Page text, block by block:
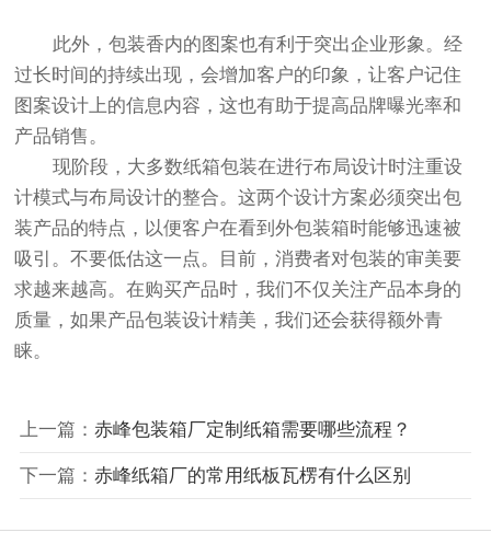
此外，包装香内的图案也有利于突出企业形象。经
过长时间的持续出现，会增加客户的印象，让客户记住
图案设计上的信息内容，这也有助于提高品牌曝光率和
产品销售。
现阶段，大多数纸箱包装在进行布局设计时注重设
计模式与布局设计的整合。这两个设计方案必须突出包
装产品的特点，以便客户在看到外包装箱时能够迅速被
吸引。不要低估这一点。目前，消费者对包装的审美要
求越来越高。在购买产品时，我们不仅关注产品本身的
质量，如果产品包装设计精美，我们还会获得额外青
睐。
上一篇： 赤峰包装箱厂定制纸箱需要哪些流程？
下一篇： 赤峰纸箱厂的常用纸板瓦楞有什么区别